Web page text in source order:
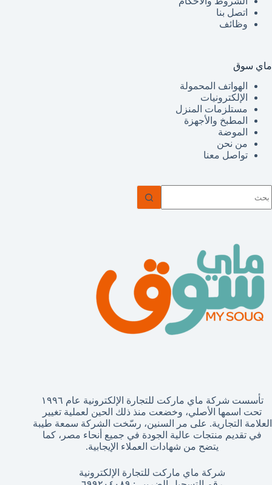
اتصل بنا
وظائف
ماي سوق
الهواتف المحمولة
الإلكترونيات
مستلزمات المنزل
المطبخ والأجهزة
الموضة
من نحن
تواصل معنا
توجد
تأسست شركة ماي ماركت للتجارة الإلكترونية عام ١٩٩٦
تحت اسمها الأصلي، وخضعت منذ ذلك الحين لعملية تغيير
العلامة التجارية. على مر السنين، رسّخت الشركة سمعة طيبة
في تقديم منتجات عالية الجودة في جميع أنحاء مصر، كما
يتضح من شهادات العملاء الإيجابية.
شركة ماي ماركت للتجارة الإلكترونية